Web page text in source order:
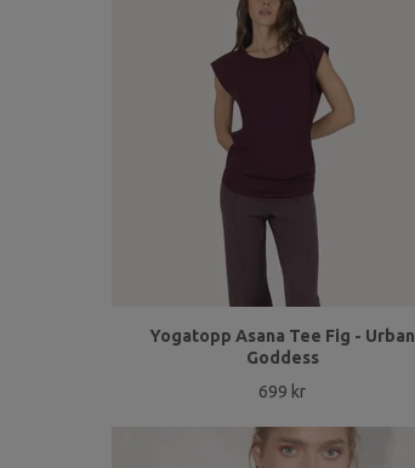
Yogatopp Asana Tee Fig - Urban
Goddess
699 kr